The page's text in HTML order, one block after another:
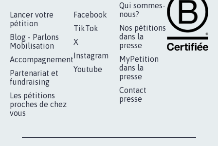
Lancer votre
pétition
Blog - Parlons
Mobilisation
Accompagnement
Partenariat et
fundraising
Les pétitions
proches de chez
vous
Facebook
TikTok
X
Instagram
Youtube
Qui sommes-
nous?
Nos pétitions
dans la
presse
MyPetition
dans la
presse
Contact
presse